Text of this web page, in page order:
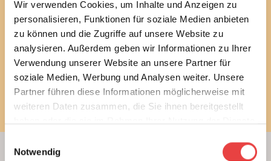
Wir verwenden Cookies, um Inhalte und Anzeigen zu
personalisieren, Funktionen für soziale Medien anbieten
zu können und die Zugriffe auf unsere Website zu
analysieren. Außerdem geben wir Informationen zu Ihrer
Verwendung unserer Website an unsere Partner für
soziale Medien, Werbung und Analysen weiter. Unsere
Partner führen diese Informationen möglicherweise mit
weiteren Daten zusammen, die Sie ihnen bereitgestellt
Notwendig
E-Mail
Newsletter bestellen